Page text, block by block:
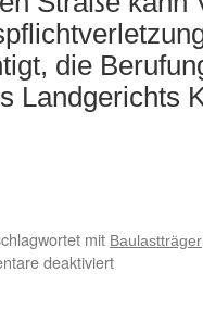
die
Landgerichts
mit Baulastträger
deaktiviertfür